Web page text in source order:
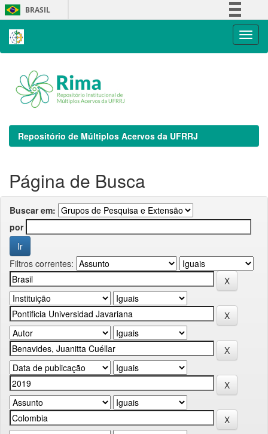
Skip
navigation
BRASIL
Repositório de Múltiplos Acervos da UFRRJ
Página de Busca
Buscar em:
por
Filtros correntes: